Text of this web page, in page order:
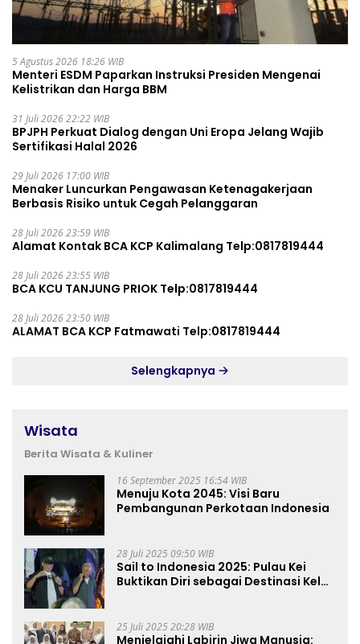
5 Agustus 2026 18:26 WIB
Menteri ESDM Paparkan Instruksi Presiden Mengenai
Kelistrikan dan Harga BBM
31 Juli 2026 22:22 WIB
BPJPH Perkuat Dialog dengan Uni Eropa Jelang Wajib
Sertifikasi Halal 2026
29 Juli 2026 17:00 WIB
Menaker Luncurkan Pengawasan Ketenagakerjaan
Berbasis Risiko untuk Cegah Pelanggaran
28 Juli 2026 23:59 WIB
Alamat Kontak BCA KCP Kalimalang Telp:0817819444
28 Juli 2026 23:55 WIB
BCA KCU TANJUNG PRIOK Telp:0817819444
28 Juli 2026 23:50 WIB
ALAMAT BCA KCP Fatmawati Telp:0817819444
Selengkapnya
Wisata
Berita Wisata & Kuliner
16 September 2025 16:54 WIB
Menuju Kota 2045: Visi Baru
Pembangunan Perkotaan Indonesia
28 Juli 2025 09:50 WIB
Sail to Indonesia 2025: Pulau Kei
Buktikan Diri sebagai Destinasi Kelas
25 Juli 2025 20:28 WIB
Menjelajahi Labirin Jiwa Manusia: